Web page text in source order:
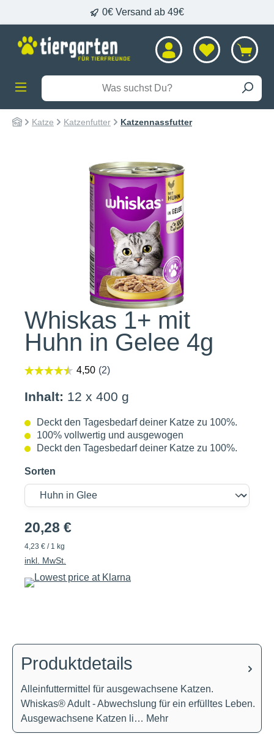
0€ Versand ab 49€
Katze Katzenfutter Katzennassfutter
Bildergalerie überspringen
Whiskas 1+ mit
Huhn in Gelee 4g
Inhalt: 12 x 400 g
Deckt den Tagesbedarf deiner Katze zu 100%.
100% vollwertig und ausgewogen
Deckt den Tagesbedarf deiner Katze zu 100%.
Sorten
20,28 €
4,23 € / 1 kg
inkl. MwSt.
Produktdetails
Alleinfuttermittel für ausgewachsene Katzen.
Whiskas® Adult - Abwechslung für ein erfülltes Leben.
Ausgewachsene Katzen li… Mehr